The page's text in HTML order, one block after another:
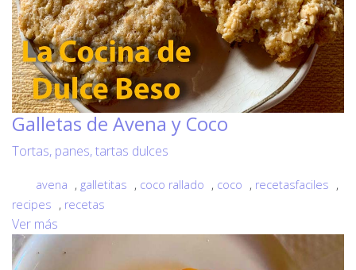
Galletas de Avena y Coco
Tortas, panes, tartas dulces
avena , galletitas , coco rallado , coco , recetasfaciles ,
recipes , recetas
Ver más